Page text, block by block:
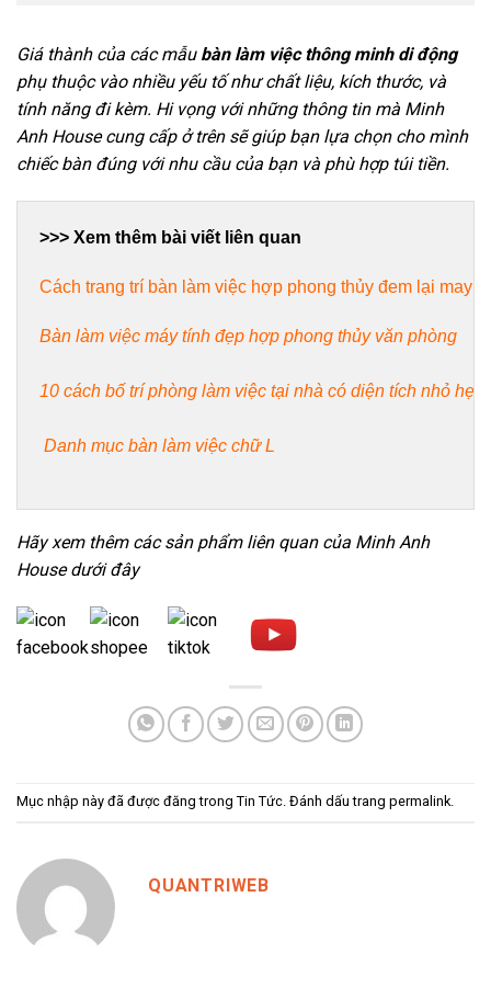
Giá thành của các mẫu bàn làm việc thông minh di động
phụ thuộc vào nhiều yếu tố như chất liệu, kích thước, và
tính năng đi kèm. Hi vọng với những thông tin mà Minh
Anh House cung cấp ở trên sẽ giúp bạn lựa chọn cho mình
chiếc bàn đúng với nhu cầu của bạn và phù hợp túi tiền.
Cách trang trí bàn làm việc hợp phong thủy đem lại may
Bàn làm việc máy tính đẹp hợp phong thủy văn phòng
10 cách bố trí phòng làm việc tại nhà có diện tích nhỏ hẹp
Danh mục bàn làm việc chữ L
Hãy xem thêm các sản phẩm liên quan của Minh Anh
House dưới đây
Mục nhập này đã được đăng trong Tin Tức. Đánh dấu trang permalink.
QUANTRIWEB